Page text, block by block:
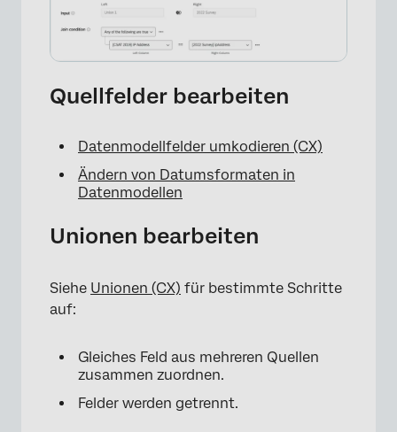
Quellfelder bearbeiten
Datenmodellfelder umkodieren (CX)
Ändern von Datumsformaten in
Datenmodellen
Unionen bearbeiten
Siehe Unionen (CX) für bestimmte Schritte
auf:
Gleiches Feld aus mehreren Quellen
zusammen zuordnen.
Felder werden getrennt.